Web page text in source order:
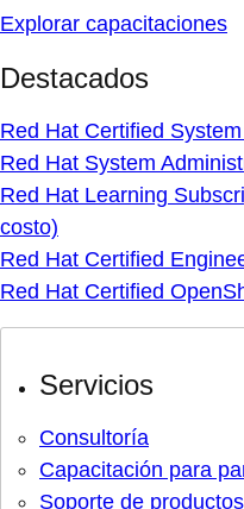
Explorar capacitaciones
Destacados
Red Hat Certified
Red Hat System
Red Hat Learning
costo)
Red Hat Certified
Red Hat Certified
Servicios
Consultoría
Capacitación para
Soporte de productos